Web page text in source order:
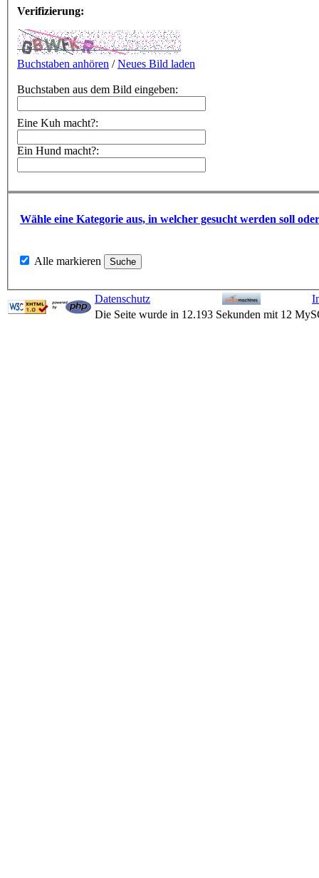
Verifizierung:
Buchstaben anhören /Neues Bild laden
Buchstaben aus dem Bild eingeben:
Eine Kuh macht?:
Ein Hund macht?:
Wähle eine Kategorie aus, in welcher gesucht werden soll
Alle markieren
Datenschutz
Die Seite wurde in 12.193 Sekunden mit 12